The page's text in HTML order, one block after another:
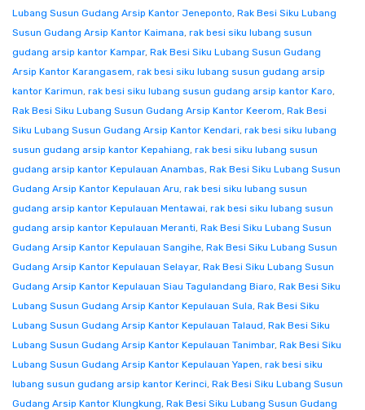
Lubang Susun Gudang Arsip Kantor Jeneponto, Rak Besi Siku Lubang
Susun Gudang Arsip Kantor Kaimana, rak besi siku lubang susun
gudang arsip kantor Kampar, Rak Besi Siku Lubang Susun Gudang
Arsip Kantor Karangasem, rak besi siku lubang susun gudang arsip
kantor Karimun, rak besi siku lubang susun gudang arsip kantor Karo,
Rak Besi Siku Lubang Susun Gudang Arsip Kantor Keerom, Rak Besi
Siku Lubang Susun Gudang Arsip Kantor Kendari, rak besi siku lubang
susun gudang arsip kantor Kepahiang, rak besi siku lubang susun
gudang arsip kantor Kepulauan Anambas, Rak Besi Siku Lubang Susun
Gudang Arsip Kantor Kepulauan Aru, rak besi siku lubang susun
gudang arsip kantor Kepulauan Mentawai, rak besi siku lubang susun
gudang arsip kantor Kepulauan Meranti, Rak Besi Siku Lubang Susun
Gudang Arsip Kantor Kepulauan Sangihe, Rak Besi Siku Lubang Susun
Gudang Arsip Kantor Kepulauan Selayar, Rak Besi Siku Lubang Susun
Gudang Arsip Kantor Kepulauan Siau Tagulandang Biaro, Rak Besi Siku
Lubang Susun Gudang Arsip Kantor Kepulauan Sula, Rak Besi Siku
Lubang Susun Gudang Arsip Kantor Kepulauan Talaud, Rak Besi Siku
Lubang Susun Gudang Arsip Kantor Kepulauan Tanimbar, Rak Besi Siku
Lubang Susun Gudang Arsip Kantor Kepulauan Yapen, rak besi siku
lubang susun gudang arsip kantor Kerinci, Rak Besi Siku Lubang Susun
Gudang Arsip Kantor Klungkung, Rak Besi Siku Lubang Susun Gudang